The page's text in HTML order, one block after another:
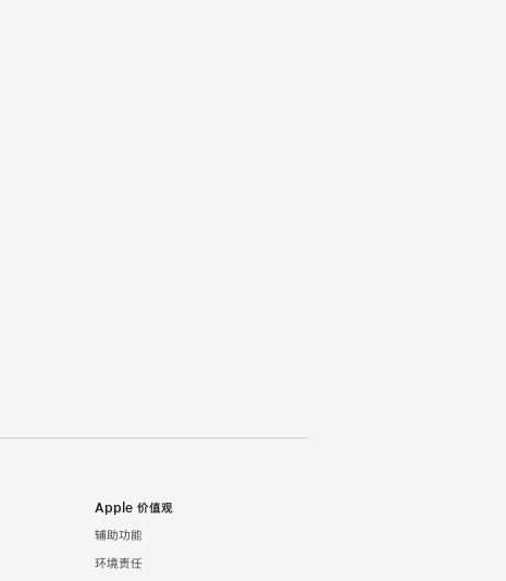
Apple 价值观
辅助功能
环境责任